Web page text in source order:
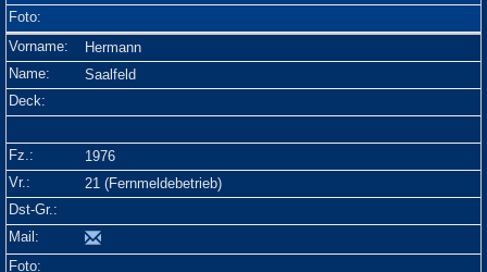
Hermann
Saalfeld
1976
21 (Fernmeldebetrieb)